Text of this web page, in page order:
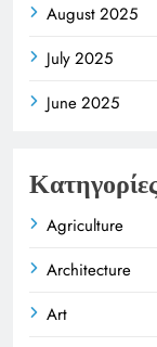
August 2025
July 2025
June 2025
Agriculture
Architecture
Art